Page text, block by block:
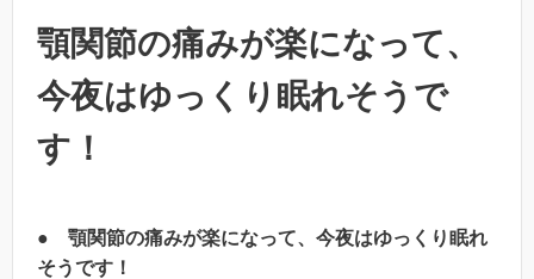
顎関節の痛みが楽になって、
今夜はゆっくり眠れそうで
す！
● 顎関節の痛みが楽になって、今夜はゆっくり眠れ
そうです！